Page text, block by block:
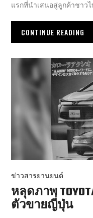
แรกที่นำเสนอสู่ลูกค้าชาว
CONTINUE READING
ข่าวสารยานยนต์
หลุดภาพ
ตัวขายญี่ปุ่น